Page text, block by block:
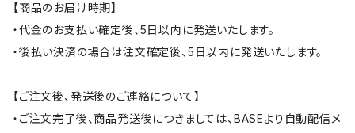
【商品のお届け時期】
・代金のお支払い確定後、5日以内に発送いたします。
・後払い決済の場合は注文確定後、5日以内に発送いたします。
【ご注文後、発送後のご連絡について】
・ご注文完了後、商品発送後につきましては、BASEより自動配信メ